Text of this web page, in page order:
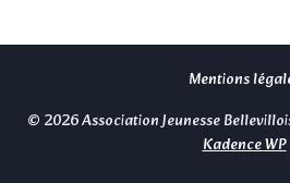
Mentions
© 2026 Association Jeunesse
Kadence WP